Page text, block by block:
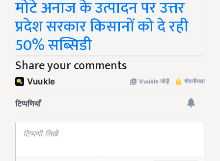
मोटे अनाज के उत्पादन पर उत्तर
प्रदेश सरकार किसानों को दे रही
50% सब्सिडी
Share your comments